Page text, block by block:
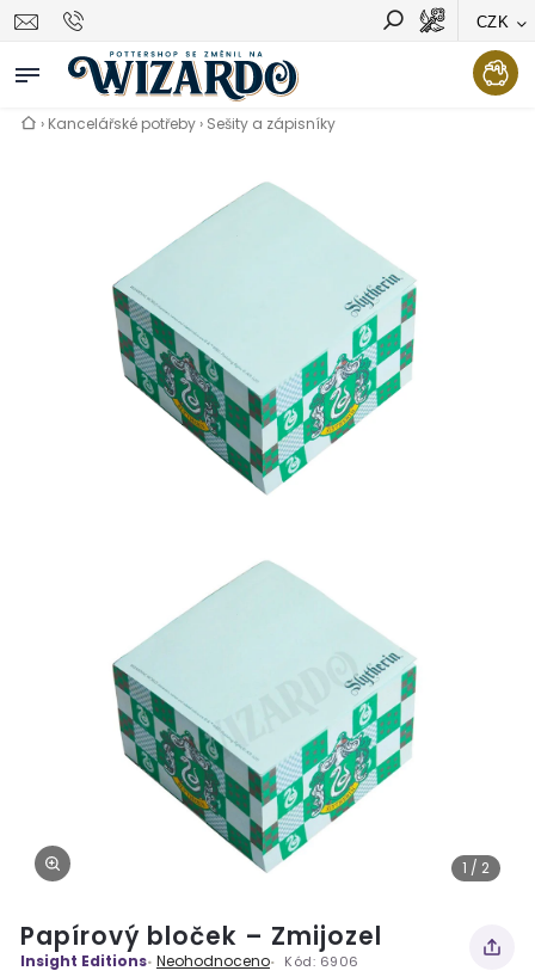
CZK
Vyhledávání Hledat
› Kancelářské potřeby › Sešity a zápisníky
1 / 2
Papírový bloček – Zmijozel
Insight Editions Neohodnoceno Kód: 6906